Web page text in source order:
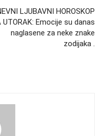
LJUBAVNI HOROSKOP
UTORAK: Emocije su danas
naglasene za neke znake
zodijaka .